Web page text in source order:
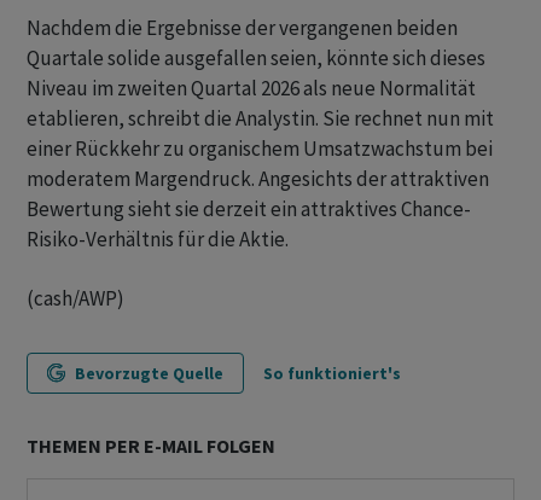
Nachdem die Ergebnisse der vergangenen beiden
Quartale solide ausgefallen seien, könnte sich dieses
Niveau im zweiten Quartal 2026 als neue Normalität
etablieren, schreibt die Analystin. Sie rechnet nun mit
einer Rückkehr zu organischem Umsatzwachstum bei
moderatem Margendruck. Angesichts der attraktiven
Bewertung sieht sie derzeit ein attraktives Chance-
Risiko-Verhältnis für die Aktie.
(cash/AWP)
Bevorzugte Quelle So funktioniert's
THEMEN PER E-MAIL FOLGEN